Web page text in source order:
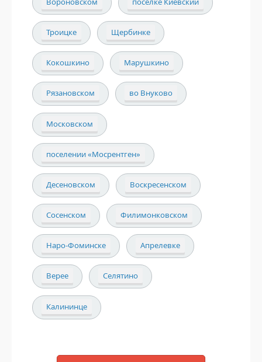
Троицке Щербинке
Кокошкино Марушкино
Рязановском во Внуково
Московском
поселении «Мосрентген»
Десеновском Воскресенском
Сосенском Филимонковском
Наро-Фоминске Апрелевке
Верее Селятино
Калининце